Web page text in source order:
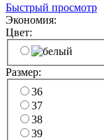
Быстрый просмотр
Экономия:
Цвет:
Размер:
36
37
38
39